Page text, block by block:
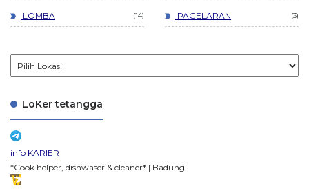
LOMBA 14 PAGELARAN 3
LoKer tetangga
info KARIER
*Cook helper, dishwaser & cleaner* | Badung